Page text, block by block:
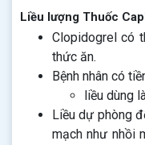
Liều lượng Thuốc
Clopidogrel có
thức ăn.
Bệnh nhân có
liều dùng
Liều dự phòng
mạch như nhồi